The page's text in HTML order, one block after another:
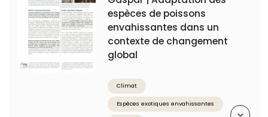
espèces de poissons
envahissantes dans un
contexte de changement
global
Climat
Espèces exotiques envahissantes